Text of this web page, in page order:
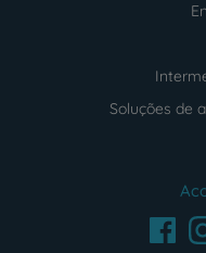
Soluções de